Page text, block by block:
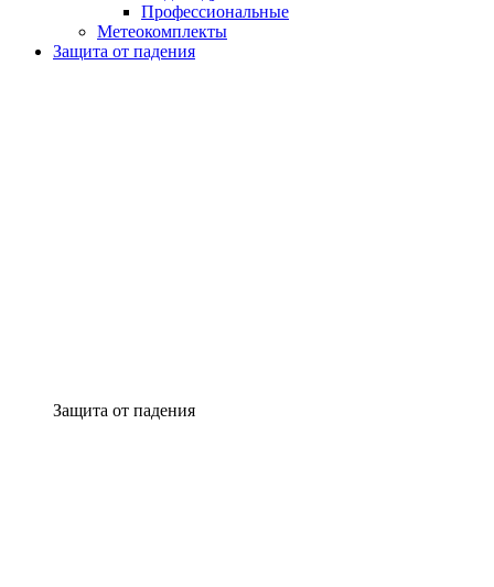
Профессиональные
Метеокомплекты
Защита от падения
Защита от падения